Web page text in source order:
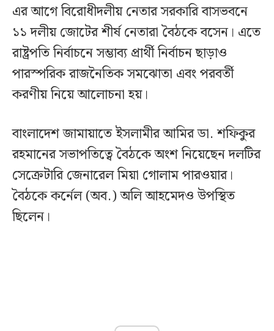
এর আগে বিরোধীদলীয় নেতার সরকারি বাসভবনে
১১ দলীয় জোটের শীর্ষ নেতারা বৈঠকে বসেন। এতে
রাষ্ট্রপতি নির্বাচনে সম্ভাব্য প্রার্থী নির্বাচন ছাড়াও
পারস্পরিক রাজনৈতিক সমঝোতা এবং পরবর্তী
করণীয় নিয়ে আলোচনা হয়।
বাংলাদেশ জামায়াতে ইসলামীর আমির ডা. শফিকুর
রহমানের সভাপতিত্বে বৈঠকে অংশ নিয়েছেন দলটির
সেক্রেটারি জেনারেল মিয়া গোলাম পারওয়ার।
বৈঠকে কর্নেল (অব.) অলি আহমেদও উপস্থিত
ছিলেন।